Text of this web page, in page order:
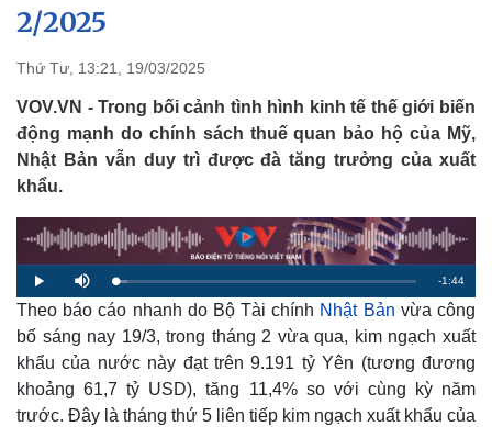
Quốc hội
Nhận diện sự thật
2/2025
Thứ Tư, 13:21, 19/03/2025
VOV.VN - Trong bối cảnh tình hình kinh tế thế giới biến
động mạnh do chính sách thuế quan bảo hộ của Mỹ,
Nhật Bản vẫn duy trì được đà tăng trưởng của xuất
khẩu.
P
l
a
y
M
u
t
e
L
o
a
d
e
d
3
.
9
2
R
e
i
-1:44
Theo báo cáo nhanh do Bộ Tài chính Nhật Bản vừa công
bố sáng nay 19/3, trong tháng 2 vừa qua, kim ngạch xuất
khẩu của nước này đạt trên 9.191 tỷ Yên (tương đương
khoảng 61,7 tỷ USD), tăng 11,4% so với cùng kỳ năm
trước. Đây là tháng thứ 5 liên tiếp kim ngạch xuất khẩu của